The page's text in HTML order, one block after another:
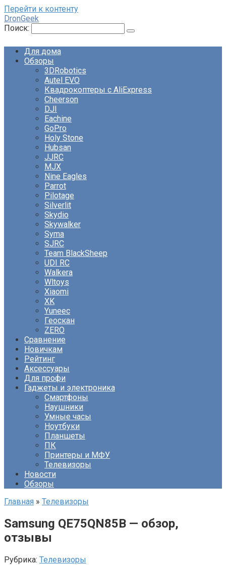
Перейти к контенту
DronGeek
Поиск:
Для дома
Обзоры
3DRobotics
Autel EVO
Квадрокоптеры с AliExpress
Cheerson
DJI
Eachine
GoPro
Holy Stone
Hubsan
JJRC
MJX
Nine Eagles
Parrot
Pilotage
Silverlit
Skydio
Skywalker
Syma
SJRC
Team BlackSheep
UDI RC
Walkera
Wltoys
Xiaomi
XK
Yuneec
Геоскан
ZERO
Сравнение
Новичкам
Рейтинг
Аксессуары
Для профи
Гаджеты и электроника
Смартфоны
Наушники
Умные часы
Ноутбуки
Планшеты
ПК
Принтеры и МФУ
Телевизоры
Новости
Обзоры
Главная » Телевизоры
Samsung QE75QN85B — обзор,
отзывы
Рубрика: Телевизоры